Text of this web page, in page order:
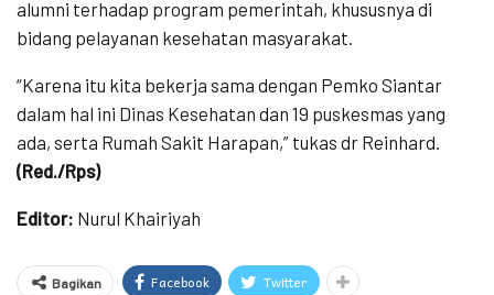
alumni terhadap program pemerintah, khususnya di
bidang pelayanan kesehatan masyarakat.
“Karena itu kita bekerja sama dengan Pemko Siantar
dalam hal ini Dinas Kesehatan dan 19 puskesmas yang
ada, serta Rumah Sakit Harapan,” tukas dr Reinhard.
(Red./Rps)
Editor: Nurul Khairiyah
Bagikan Facebook Twitter